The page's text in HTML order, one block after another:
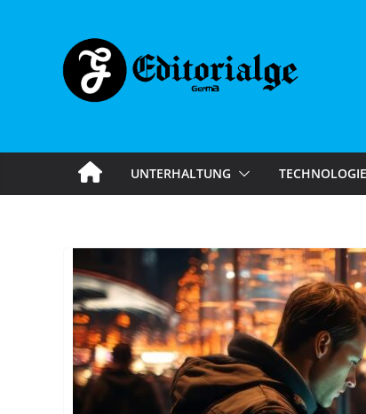
UNTERHALTUNG TECHNOLOGIE